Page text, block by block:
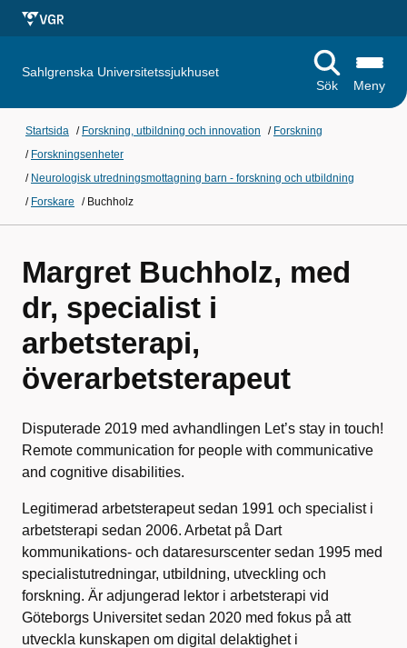
Sahlgrenska Universitetssjukhuset
Sök
Meny
Startsida / Forskning, utbildning och innovation / Forskning
/ Forskningsenheter
/ Neurologisk utredningsmottagning barn - forskning och utbildning
/ Forskare / Buchholz
Margret Buchholz, med
dr, specialist i
arbetsterapi,
överarbetsterapeut
Disputerade 2019 med avhandlingen Let’s stay in touch!
Remote communication for people with communicative
and cognitive disabilities.
Legitimerad arbetsterapeut sedan 1991 och specialist i
arbetsterapi sedan 2006. Arbetat på Dart
kommunikations- och dataresurscenter sedan 1995 med
specialistutredningar, utbildning, utveckling och
forskning. Är adjungerad lektor i arbetsterapi vid
Göteborgs Universitet sedan 2020 med fokus på att
utveckla kunskapen om digital delaktighet i